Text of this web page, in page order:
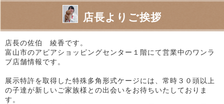
店長よりご挨拶
店長の佐伯 綾香です。
富山市のアピアショッピングセンター１階にて営業中のワンラ
ブ店舗情報です。
展示特許を取得した特殊多角形式ケージには、常時３０頭以上
の子達が新しいご家族様との出会いをお待ちいたしておりま
す。